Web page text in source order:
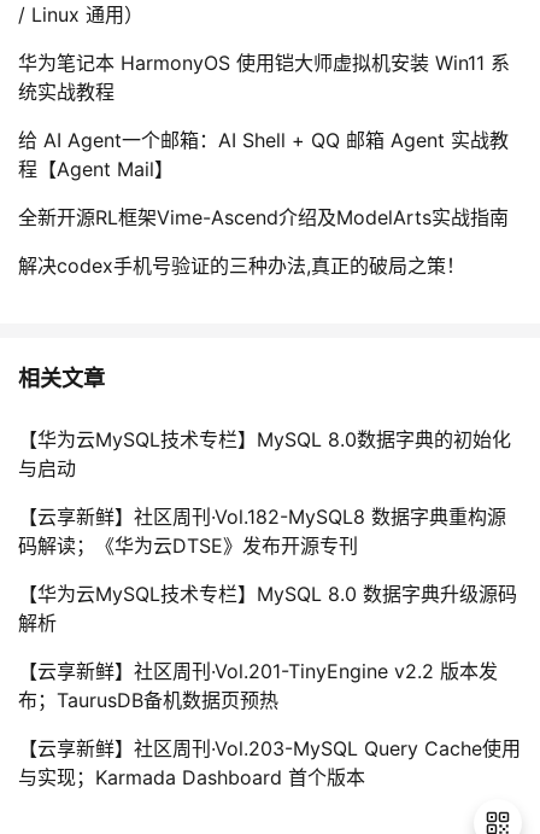
/ Linux 通用）
华为笔记本 HarmonyOS 使用铠大师虚拟机安装 Win11 系
统实战教程
给 AI Agent一个邮箱：AI Shell + QQ 邮箱 Agent 实战教
程【Agent Mail】
全新开源RL框架Vime-Ascend介绍及ModelArts实战指南
解决codex手机号验证的三种办法,真正的破局之策！
相关文章
【华为云MySQL技术专栏】MySQL 8.0数据字典的初始化
与启动
【云享新鲜】社区周刊·Vol.182-MySQL8 数据字典重构源
码解读；《华为云DTSE》发布开源专刊
【华为云MySQL技术专栏】MySQL 8.0 数据字典升级源码
解析
【云享新鲜】社区周刊·Vol.201-TinyEngine v2.2 版本发
布；TaurusDB备机数据页预热
【云享新鲜】社区周刊·Vol.203-MySQL Query Cache使用
与实现；Karmada Dashboard 首个版本